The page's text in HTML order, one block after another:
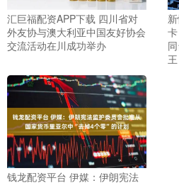
汇巨福配资APP下载 四川省对
外友协与澳大利亚中国友好协会
交流活动在川成功举办
王
钱龙配资平台 伊媒：伊朗宪法